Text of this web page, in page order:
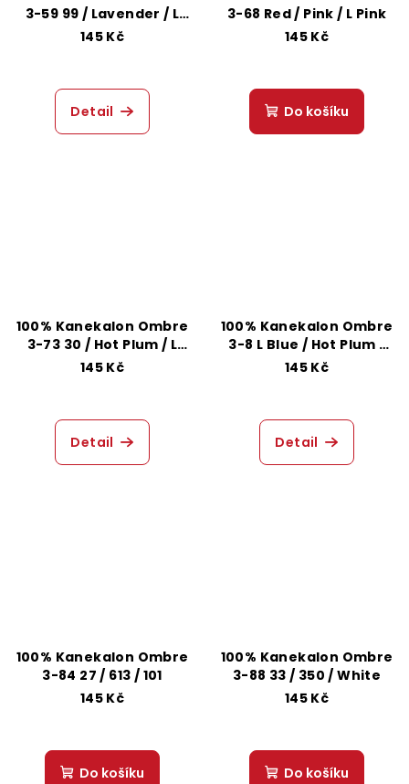
3-59 99 / Lavender / L
Pink
145 Kč
Detail
3-68 Red / Pink / L Pink
145 Kč
Do košíku
100% Kanekalon Ombre
3-73 30 / Hot Plum / L
Pink
145 Kč
Detail
100% Kanekalon Ombre
3-8 L Blue / Hot Plum /
Pink
145 Kč
Detail
100% Kanekalon Ombre
3-84 27 / 613 / 101
145 Kč
Do košíku
100% Kanekalon Ombre
3-88 33 / 350 / White
145 Kč
Do košíku